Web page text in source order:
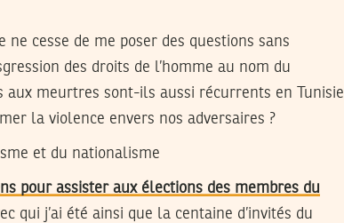
ne cesse de me poser des questions sans
des droits de l’homme au nom du
aux meurtres sont-ils aussi récurrents en Tunisie
la violence envers nos adversaires ?
et du nationalisme
pour assister aux élections des membres du
qui j’ai été ainsi que la centaine d’invités du